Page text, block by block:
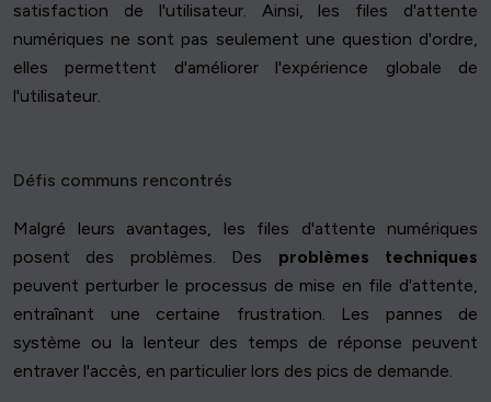
satisfaction de l'utilisateur. Ainsi, les files d'attente
numériques ne sont pas seulement une question d'ordre,
elles permettent d'améliorer l'expérience globale de
l'utilisateur.
Défis communs rencontrés
Malgré leurs avantages, les files d'attente numériques
posent des problèmes. Des problèmes techniques
peuvent perturber le processus de mise en file d'attente,
entraînant une certaine frustration. Les pannes de
système ou la lenteur des temps de réponse peuvent
entraver l'accès, en particulier lors des pics de demande.